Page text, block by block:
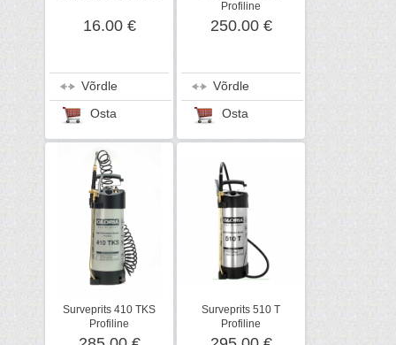
16.00 €
Võrdle
Osta
Profiline
250.00 €
Võrdle
Osta
Surveprits 410 TKS
Profiline
Surveprits 510 T
Profiline